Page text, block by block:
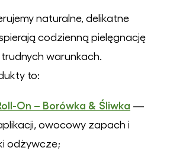
naturalne, delikatne
codzienną pielęgnację
warunkach.
to:
On – Borówka & Śliwka —
owocowy zapach i
odżywcze;